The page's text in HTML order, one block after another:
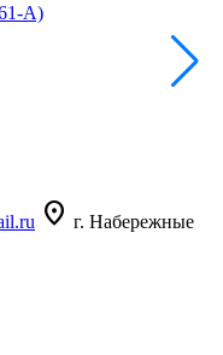
А)
location_on г. Набережные